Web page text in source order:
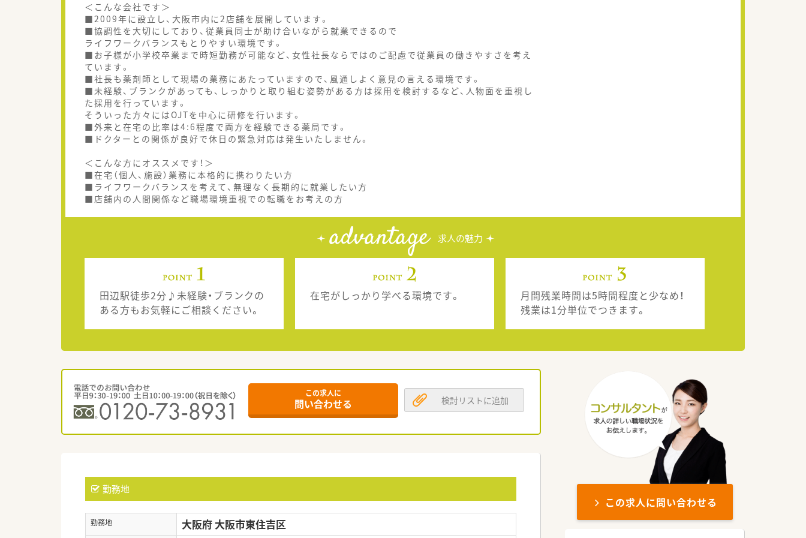
＜こんな会社です＞
■2009年に設立し、大阪市内に2店舗を展開しています。
■協調性を大切にしており、従業員同士が助け合いながら就業できるので
ライフワークバランスもとりやすい環境です。
■お子様が小学校卒業まで時短勤務が可能など、女性社長ならではのご配慮で従業員の働きやすさを考え
ています。
■社長も薬剤師として現場の業務にあたっていますので、風通しよく意見の言える環境です。
■未経験、ブランクがあっても、しっかりと取り組む姿勢がある方は採用を検討するなど、人物面を重視し
た採用を行っています。
そういった方々にはOJTを中心に研修を行います。
■外来と在宅の比率は4:6程度で両方を経験できる薬局です。
■ドクターとの関係が良好で休日の緊急対応は発生いたしません。
＜こんな方にオススメです！＞
■在宅（個人、施設）業務に本格的に携わりたい方
■ライフワークバランスを考えて、無理なく長期的に就業したい方
■店舗内の人間関係など職場環境重視での転職をお考えの方
advantage 求人の魅力
田辺駅徒歩2分♪未経験・ブランクの
ある方もお気軽にご相談ください。
在宅がしっかり学べる環境です。
月間残業時間は5時間程度と少なめ！
残業は1分単位でつきます。
この求人に
問い合わせる 検討リストに追加
勤務地
勤務地 大阪府 大阪市東住吉区
この求人に問い合わせる